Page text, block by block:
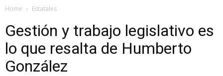
Home Estatales
Gestión y trabajo legislativo es
lo que resalta de Humberto
González